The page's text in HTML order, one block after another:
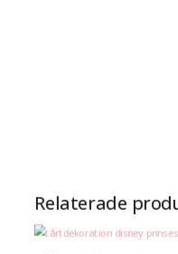
Relaterade